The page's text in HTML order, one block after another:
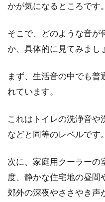
かが気になるところです。
そこで、どのような音が
か、具体的に見てみまし
まず、生活音の中でも
れています。
これはトイレの洗浄音や
などと同等のレベルです。
次に、家庭用クーラーの
度、静かな住宅地の昼間
郊外の深夜やささやき声